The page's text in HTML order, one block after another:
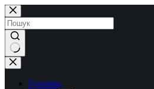
Перейти
до
вмісту
Немає
результатів
Головна